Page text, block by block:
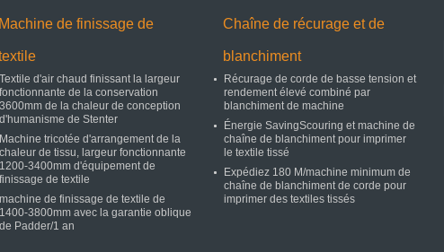
Machine de finissage de
Textile d'air chaud finissant la largeur
fonctionnante de la conservation
3600mm de la chaleur de conception
d'humanisme de Stenter
Machine tricotée d'arrangement de la
chaleur de tissu, largeur fonctionnante
1200-3400mm d'équipement de
finissage de textile
machine de finissage de textile de
1400-3800mm avec la garantie oblique
de Padder/1 an
Chaîne de récurage et de
blanchiment
Récurage de corde de basse tension et
rendement élevé combiné par
blanchiment de machine
Énergie SavingScouring et machine de
chaîne de blanchiment pour imprimer
le textile tissé
Expédiez 180 M/machine minimum de
chaîne de blanchiment de corde pour
imprimer des textiles tissés